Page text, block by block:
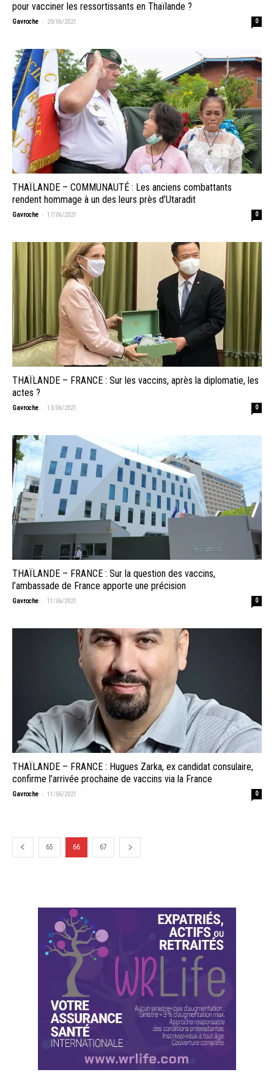
pour vacciner les ressortissants en Thaïlande ?
Gavroche - 20/06/2021 0
THAÏLANDE – COMMUNAUTÉ : Les anciens combattants
rendent hommage à un des leurs près d’Utaradit
Gavroche - 17/06/2021 0
THAÏLANDE – FRANCE : Sur les vaccins, après la diplomatie, les
actes ?
Gavroche - 13/06/2021 0
THAÏLANDE – FRANCE : Sur la question des vaccins,
l’ambassade de France apporte une précision
Gavroche - 11/06/2021 0
THAÏLANDE – FRANCE : Hugues Zarka, ex candidat consulaire,
confirme l’arrivée prochaine de vaccins via la France
Gavroche - 11/06/2021 0
65 66 67